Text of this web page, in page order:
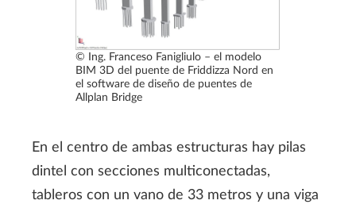
© Ing. Franceso Fanigliulo – el modelo
BIM 3D del puente de Friddizza Nord en
el software de diseño de puentes de
Allplan Bridge
En el centro de ambas estructuras hay pilas
dintel con secciones multiconectadas,
tableros con un vano de 33 metros y una viga